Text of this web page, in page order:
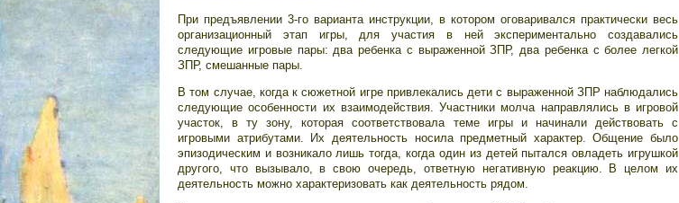
При предъявлении 3-го варианта инструкции, в котором оговаривался практически весь
организационный этап игры, для участия в ней экспериментально создавались
следующие игровые пары: два ребенка с выраженной ЗПР, два ребенка с более легкой
ЗПР, смешанные пары.
В том случае, когда к сюжетной игре привлекались дети с выраженной ЗПР наблюдались
следующие особенности их взаимодействия. Участники молча направлялись в игровой
участок, в ту зону, которая соответствовала теме игры и начинали действовать с
игровыми атрибутами. Их деятельность носила предметный характер. Общение было
эпизодическим и возникало лишь тогда, когда один из детей пытался овладеть игрушкой
другого, что вызывало, в свою очередь, ответную негативную реакцию. В целом их
деятельность можно характеризовать как деятельность рядом.